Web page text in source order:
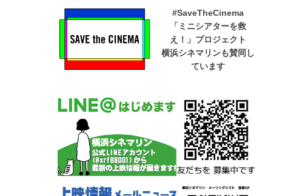
#SaveTheCinema
「ミニシアターを救
え！」プロジェクト
横浜シネマリンも賛同し
ています